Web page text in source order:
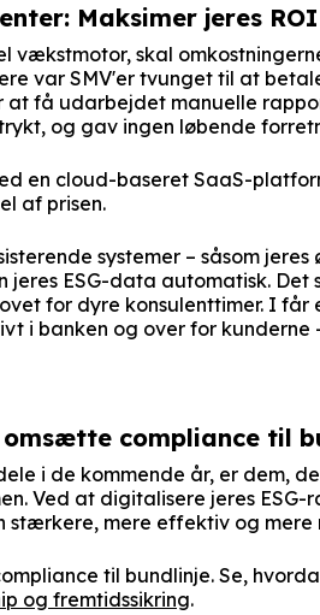
Maksimer jeres ROI
vækstmotor, skal
var SMV'er tvunget til at
at få udarbejdet manuelle
og gav ingen løbende
en cloud-baseret SaaS-
af prisen.
systemer – såsom jeres
jeres ESG-data automatisk.
for dyre konsulenttimer. I får
i banken og over for kunderne
compliance til
i de kommende år, er dem,
Ved at digitalisere jeres ESG-
stærkere, mere effektiv og
til bundlinje. Se,
og fremtidssikring.